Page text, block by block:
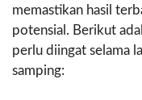
memastikan hasil
potensial. Berikut
perlu diingat selama
samping: